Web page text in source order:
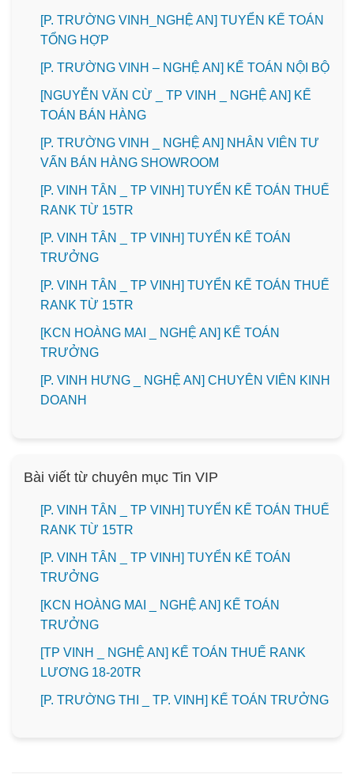
[P. TRƯỜNG VINH_NGHỆ AN] TUYỂN KẾ TOÁN
TỔNG HỢP
[P. TRƯỜNG VINH – NGHỆ AN] KẾ TOÁN NỘI BỘ
[NGUYỄN VĂN CỪ _ TP VINH _ NGHỆ AN] KẾ
TOÁN BÁN HÀNG
[P. TRƯỜNG VINH _ NGHỆ AN] NHÂN VIÊN TƯ
VẤN BÁN HÀNG SHOWROOM
[P. VINH TÂN _ TP VINH] TUYỂN KẾ TOÁN THUẾ
RANK TỪ 15TR
[P. VINH TÂN _ TP VINH] TUYỂN KẾ TOÁN
TRƯỞNG
[P. VINH TÂN _ TP VINH] TUYỂN KẾ TOÁN THUẾ
RANK TỪ 15TR
️[KCN HOÀNG MAI _ NGHỆ AN] KẾ TOÁN
TRƯỞNG
️[P. VINH HƯNG _ NGHỆ AN] CHUYÊN VIÊN KINH
DOANH
Bài viết từ chuyên mục Tin VIP
[P. VINH TÂN _ TP VINH] TUYỂN KẾ TOÁN THUẾ
RANK TỪ 15TR
[P. VINH TÂN _ TP VINH] TUYỂN KẾ TOÁN
TRƯỞNG
️[KCN HOÀNG MAI _ NGHỆ AN] KẾ TOÁN
TRƯỞNG
[TP VINH _ NGHỆ AN] KẾ TOÁN THUẾ RANK
LƯƠNG 18-20TR
️[P. TRƯỜNG THI _ TP. VINH] KẾ TOÁN TRƯỞNG